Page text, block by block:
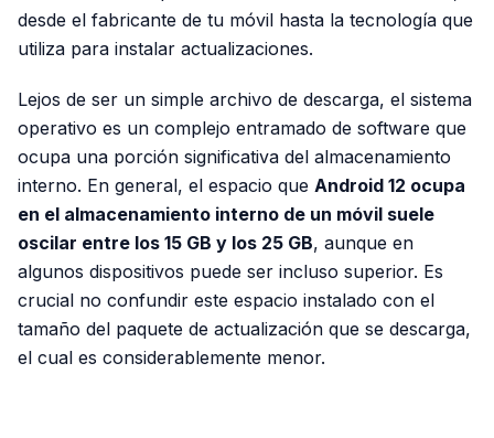
desde el fabricante de tu móvil hasta la tecnología que
utiliza para instalar actualizaciones.
Lejos de ser un simple archivo de descarga, el sistema
operativo es un complejo entramado de software que
ocupa una porción significativa del almacenamiento
interno. En general, el espacio que Android 12 ocupa
en el almacenamiento interno de un móvil suele
oscilar entre los 15 GB y los 25 GB, aunque en
algunos dispositivos puede ser incluso superior. Es
crucial no confundir este espacio instalado con el
tamaño del paquete de actualización que se descarga,
el cual es considerablemente menor.